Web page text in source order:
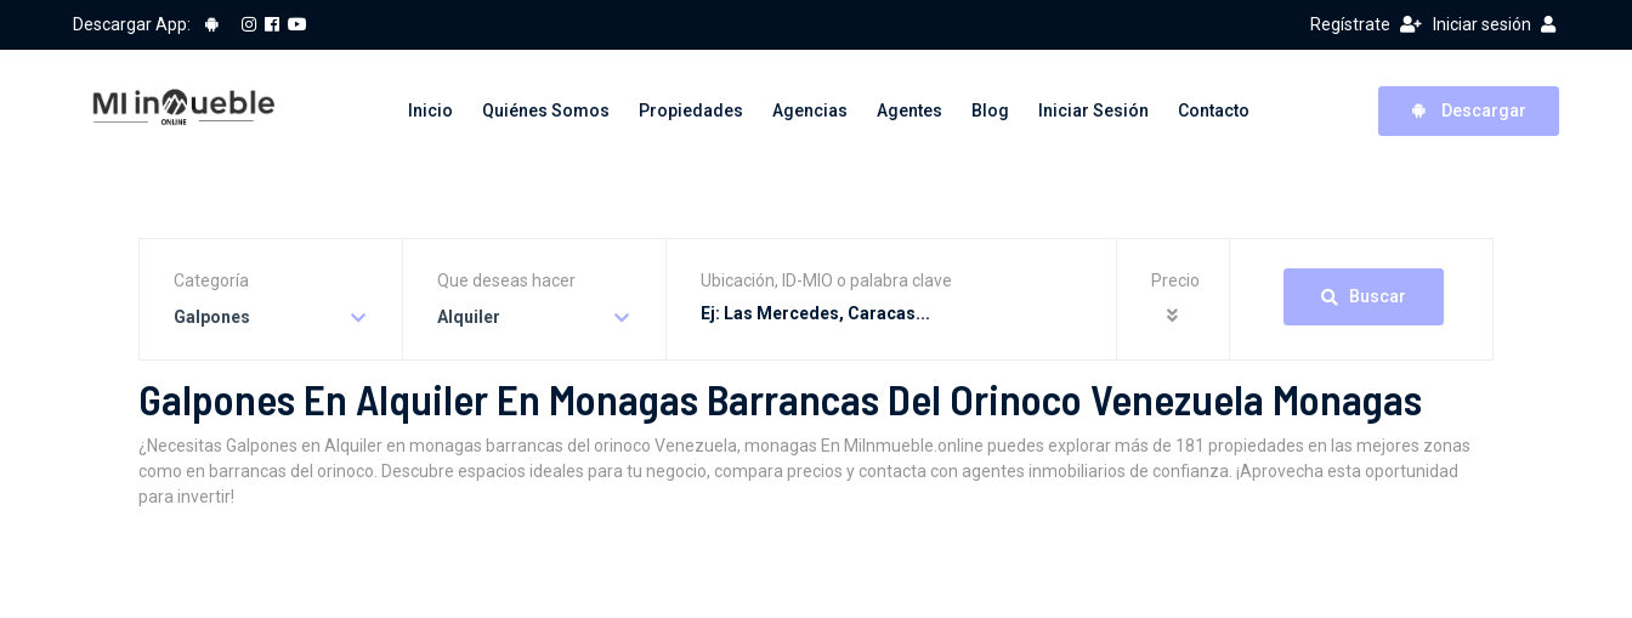
Descargar App: Regístrate Iniciar sesión
Inicio Quiénes Somos Propiedades Agencias Agentes Blog Iniciar Sesión Contacto Descargar
Categoría
Galpones
Que deseas hacer
Alquiler
Ubicación, ID-MIO o palabra clave
Precio
Buscar
Galpones En Alquiler En Monagas Barrancas Del Orinoco Venezuela Monagas
¿Necesitas Galpones en Alquiler en monagas barrancas del orinoco Venezuela, monagas En MiInmueble.online puedes explorar más de 181 propiedades en las mejores zonas
como en barrancas del orinoco. Descubre espacios ideales para tu negocio, compara precios y contacta con agentes inmobiliarios de confianza. ¡Aprovecha esta oportunidad
para invertir!